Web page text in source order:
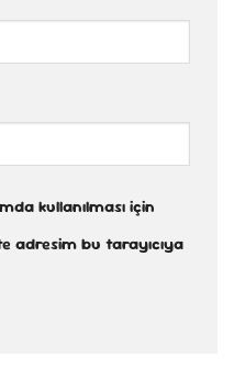
kullanılması için
adresim bu tarayıcıya